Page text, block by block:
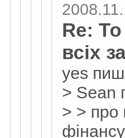
Re:
всіх
yes
> Sean
> > про